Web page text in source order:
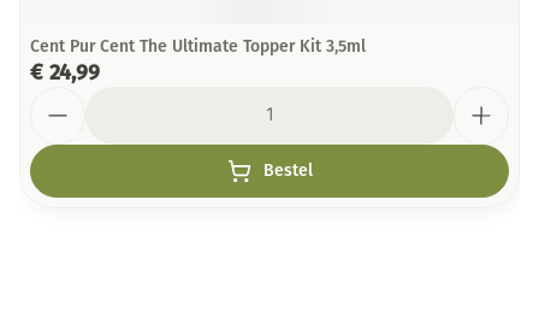
Cent Pur Cent The Ultimate Topper Kit 3,5ml
€ 24,99
Bestel